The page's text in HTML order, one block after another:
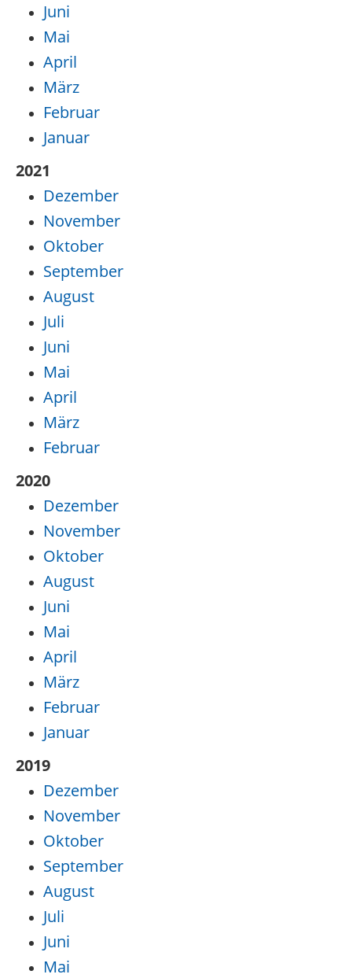
Juni
Mai
April
März
Februar
Januar
2021
Dezember
November
Oktober
September
August
Juli
Juni
Mai
April
März
Februar
2020
Dezember
November
Oktober
August
Juni
Mai
April
März
Februar
Januar
2019
Dezember
November
Oktober
September
August
Juli
Juni
Mai